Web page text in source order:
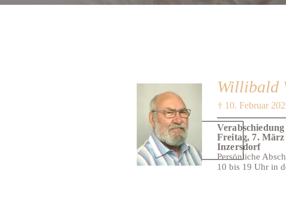
† 10. Februar
Willibald
Persönliche
10 bis 19 Uhr in
Freitag, 7.
Inzersdorf